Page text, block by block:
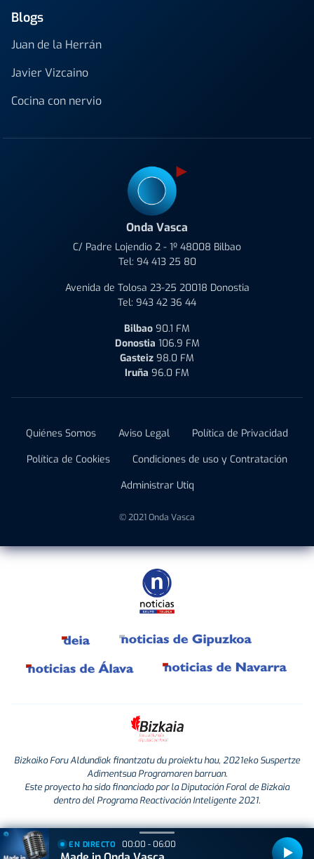
Blogs
Juan de la Herrán
Javier Vizcaino
Cocina con nervio
Onda Vasca
C/ Padre Lojendio 2 - 1º 48008 Bilbao
Tel: 94 413 25 80
Avenida de Tolosa 23-25 20018 Donostia
Tel: 943 42 36 44
Bilbao 90.1 FM
Donostia 106.9 FM
Gasteiz 98.0 FM
Iruña 96.0 FM
Quiénes Somos Aviso Legal
Política de Privacidad
Política de Cookies
Condiciones de uso y Contratación
Administrar Utiq
© 2021 Onda Vasca
Bizkaiko Foru Aldundiak finantzatu du proiektu hau, 2021eko Suspertze
Adimentsua Programaren barruan.
Este proyecto ha sido financiado por la Diputación Foral de Bizkaia
dentro del Programa Reactivación Inteligente 2021.
EN DIRECTO 00:00 - 06:00